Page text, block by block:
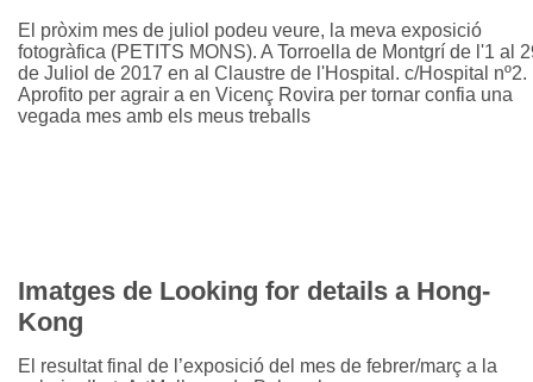
El pròxim mes de juliol podeu veure, la meva exposició
fotogràfica (PETITS MONS). A Torroella de Montgrí de l'1 al
de Juliol de 2017 en al Claustre de l'Hospital. c/Hospital nº2.
Aprofito per agrair a en Vicenç Rovira per tornar confia una
vegada mes amb els meus treballs
Imatges de Looking for details a Hong-
Kong
El resultat final de l’exposició del mes de febrer/març a la